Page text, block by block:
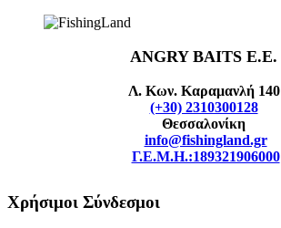
ANGRY BAITS Ε.Ε.
Λ. Κων. Καραμανλή 140
(+30) 2310300128
Θεσσαλονίκη
info@fishingland.gr
Γ.Ε.Μ.Η.:189321906000
Χρήσιμοι Σύνδεσμοι